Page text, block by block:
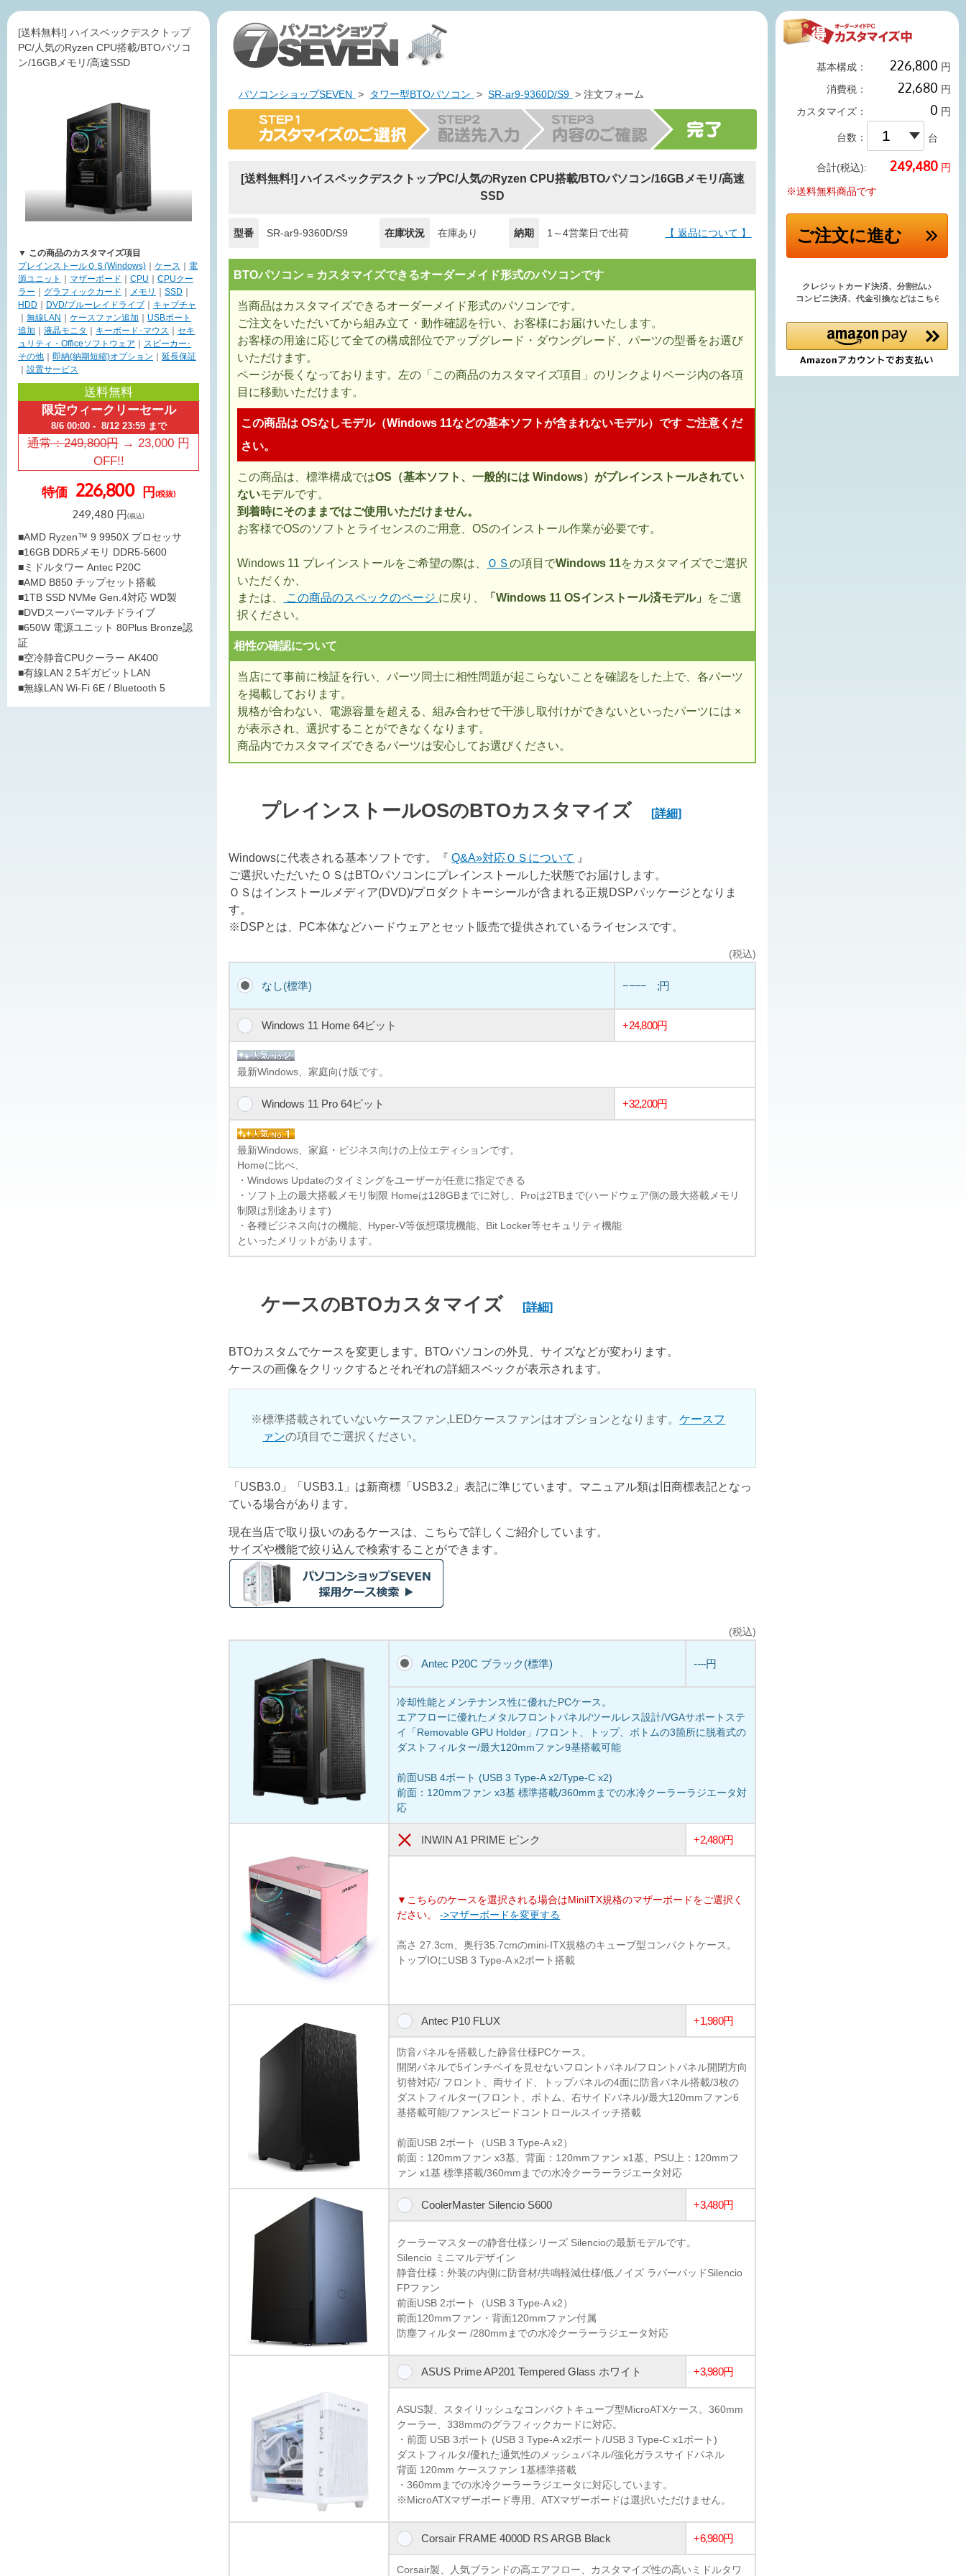
[送料無料!] ハイスペックデスクトップ
PC/人気のRyzen CPU搭載/BTOパソコ
ン/16GBメモリ/高速SSD
▼ この商品のカスタマイズ項目
プレインストールＯＳ(Windows)
ケース
電
源ユニット
マザーボード CPU
CPUクー
ラー
グラフィックカード メモリ SSD
HDD
DVD/ブルーレイドライブ
キャプチャ
無線LAN ケースファン追加
USBポート
追加
液晶モニタ キーボード･マウス
セキ
ュリティ・Officeソフトウェア
スピーカー･
その他
即納(納期短縮)オプション
延長保証
設置サービス
送料無料
限定ウィークリーセール
8/6 00:00 - 8/12 23:59 まで
通常：249,800円 →23,000 円
OFF!!
特価 226,800 円(税抜)
249,480 円(税込)
■AMD Ryzen™ 9 9950X プロセッサ
■16GB DDR5メモリ DDR5-5600
■ミドルタワー Antec P20C
■AMD B850 チップセット搭載
■1TB SSD NVMe Gen.4対応 WD製
■DVDスーパーマルチドライブ
■650W 電源ユニット 80Plus Bronze認
証
■空冷静音CPUクーラー AK400
■有線LAN 2.5ギガビットLAN
■無線LAN Wi-Fi 6E / Bluetooth 5
パソコンショップSEVEN > タワー型BTOパソコン >SR-ar9-9360D/S9 > 注文フォーム
[送料無料!] ハイスペックデスクトップPC/人気のRyzen CPU搭載/BTOパソコン/16GBメモリ/高速
SSD
型番 SR-ar9-9360D/S9 在庫状況 在庫あり 納期 1～4営業日で出荷 【 返品について 】
BTOパソコン = カスタマイズできるオーダーメイド形式のパソコンです
当商品はカスタマイズできるオーダーメイド形式のパソコンです。
ご注文をいただいてから組み立て・動作確認を行い、お客様にお届けいたします。
お客様の用途に応じて全ての構成部位でアップグレード・ダウングレード、パーツの型番をお選び
いただけます。
ページが長くなっております。左の「この商品のカスタマイズ項目」のリンクよりページ内の各項
目に移動いただけます。
この商品は OSなしモデル（Windows 11などの基本ソフトが含まれないモデル）です ご注意くだ
さい。
この商品は、標準構成ではOS（基本ソフト、一般的には Windows）がプレインストールされてい
ないモデルです。
到着時にそのままではご使用いただけません。
お客様でOSのソフトとライセンスのご用意、OSのインストール作業が必要です。
Windows 11 プレインストールをご希望の際は、 ＯＳの項目でWindows 11をカスタマイズでご選択
いただくか、
または、
この商品のスペックのページ に戻り、 「Windows 11 OSインストール済モデル」 をご選
択ください。
相性の確認について
当店にて事前に検証を行い、パーツ同士に相性問題が起こらないことを確認をした上で、各パーツ
を掲載しております。
規格が合わない、電源容量を超える、組み合わせで干渉し取付けができないといったパーツには ×
が表示され、選択することができなくなります。
商品内でカスタマイズできるパーツは安心してお選びください。
プレインストールOSのBTOカスタマイズ[詳細]
Windowsに代表される基本ソフトです。『Q&A»対応ＯＳについて 』
ご選択いただいたＯＳはBTOパソコンにプレインストールした状態でお届けします。
ＯＳはインストールメディア(DVD)/プロダクトキーシールが含まれる正規DSPパッケージとなりま
す。
※DSPとは、PC本体などハードウェアとセット販売で提供されているライセンスです。
(税込)
なし(標準) −−−− ;円
Windows 11 Home 64ビット +24,800円
最新Windows、家庭向け版です。
Windows 11 Pro 64ビット +32,200円
最新Windows、家庭・ビジネス向けの上位エディションです。
Homeに比べ、
・Windows Updateのタイミングをユーザーが任意に指定できる
・ソフト上の最大搭載メモリ制限 Homeは128GBまでに対し、Proは2TBまで(ハードウェア側の最大搭載メモリ
制限は別途あります)
・各種ビジネス向けの機能、Hyper-V等仮想環境機能、Bit Locker等セキュリティ機能
といったメリットがあります。
ケースのBTOカスタマイズ[詳細]
BTOカスタムでケースを変更します。BTOパソコンの外見、サイズなどが変わります。
ケースの画像をクリックするとそれぞれの詳細スペックが表示されます。
標準搭載されていないケースファン,LEDケースファンはオプションとなります。ケースフ
ァンの項目でご選択ください。
「USB3.0」「USB3.1」は新商標「USB3.2」表記に準じています。マニュアル類は旧商標表記となっ
ている場合があります。
現在当店で取り扱いのあるケースは、こちらで詳しくご紹介しています。
サイズや機能で絞り込んで検索することができます。
(税込)
Antec P20C ブラック(標準) ----円
冷却性能とメンテナンス性に優れたPCケース。
エアフローに優れたメタルフロントパネル/ツールレス設計/VGAサポートステ
イ「Removable GPU Holder」/フロント、トップ、ボトムの3箇所に脱着式の
ダストフィルター/最大120mmファン9基搭載可能
前面USB 4ポート (USB 3 Type-A x2/Type-C x2)
前面：120mmファン x3基 標準搭載/360mmまでの水冷クーラーラジエータ対
応
INWIN A1 PRIME ピンク +2,480円
▼こちらのケースを選択される場合はMiniITX規格のマザーボードをご選択く
ださい。->マザーボードを変更する
高さ 27.3cm、奥行35.7cmのmini-ITX規格のキューブ型コンパクトケース。
トップIOにUSB 3 Type-A x2ポート搭載
Antec P10 FLUX +1,980円
防音パネルを搭載した静音仕様PCケース。
開閉パネルで5インチベイを見せないフロントパネル/フロントパネル開閉方向
切替対応/ フロント、両サイド、トップパネルの4面に防音パネル搭載/3枚の
ダストフィルター(フロント、ボトム、右サイドパネル)/最大120mmファン6
基搭載可能/ファンスピードコントロールスイッチ搭載
前面USB 2ポート（USB 3 Type-A x2）
前面：120mmファン x3基、背面：120mmファン x1基、PSU上：120mmフ
ァン x1基 標準搭載/360mmまでの水冷クーラーラジエータ対応
CoolerMaster Silencio S600 +3,480円
クーラーマスターの静音仕様シリーズ Silencioの最新モデルです。
Silencio ミニマルデザイン
静音仕様：外装の内側に防音材/共鳴軽減仕様/低ノイズ ラバーパッドSilencio
FPファン
前面USB 2ポート（USB 3 Type-A x2）
前面120mmファン・背面120mmファン付属
防塵フィルター /280mmまでの水冷クーラーラジエータ対応
ASUS Prime AP201 Tempered Glass ホワイト +3,980円
ASUS製、スタイリッシュなコンパクトキューブ型MicroATXケース。360mm
クーラー、338mmのグラフィックカードに対応。
・前面 USB 3ポート (USB 3 Type-A x2ポート/USB 3 Type-C x1ポート)
ダストフィルタ/優れた通気性のメッシュパネル/強化ガラスサイドパネル
背面 120mm ケースファン 1基標準搭載
・360mmまでの水冷クーラーラジエータに対応しています。
※MicroATXマザーボード専用、ATXマザーボードは選択いただけません。
Corsair FRAME 4000D RS ARGB Black +6,980円
Corsair製、人気ブランドの高エアフロー、カスタマイズ性の高いミドルタワ
基本構成：
円
消費税：
円
カスタマイズ：
円
台数： 台
合計(税込): 円
※送料無料商品です
ご注文に進む